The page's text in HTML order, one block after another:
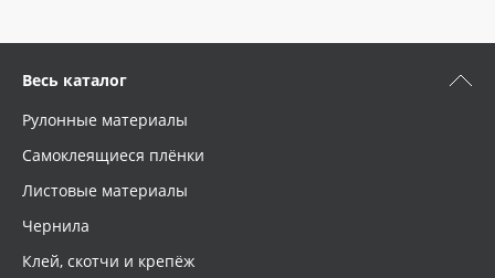
Весь каталог
Рулонные материалы
Самоклеящиеся плёнки
Листовые материалы
Чернила
Клей, скотчи и крепёж